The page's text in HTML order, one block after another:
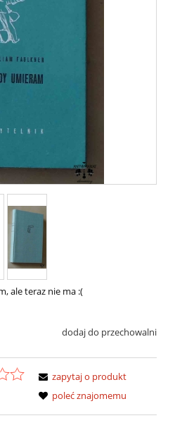
ale teraz nie ma :(
dodaj do przechowalni
zapytaj o produkt
poleć znajomemu